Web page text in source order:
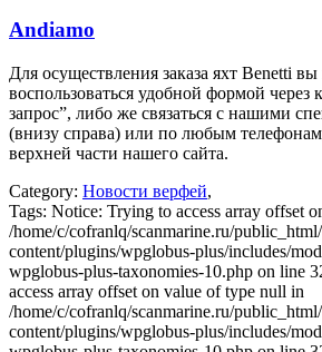
Andiamo
Для осуществления заказа яхт Benetti
воспользоваться удобной формой через
запрос”, либо же связаться с нашими
(внизу справа) или по любым
верхней части нашего сайта.
Category: Новости верфей,
Tags: Notice: Trying to access array offset
/home/c/cofranlq/scanmarine.ru/
content/plugins/wpglobus-plus/includes/
wpglobus-plus-taxonomies-10.php on line
access array offset on value of type null in
/home/c/cofranlq/scanmarine.ru/
content/plugins/wpglobus-plus/includes/